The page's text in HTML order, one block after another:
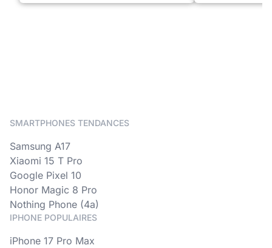
SMARTPHONES TENDANCES
Samsung A17
Xiaomi 15 T Pro
Google Pixel 10
Honor Magic 8 Pro
Nothing Phone (4a)
IPHONE POPULAIRES
iPhone 17 Pro Max